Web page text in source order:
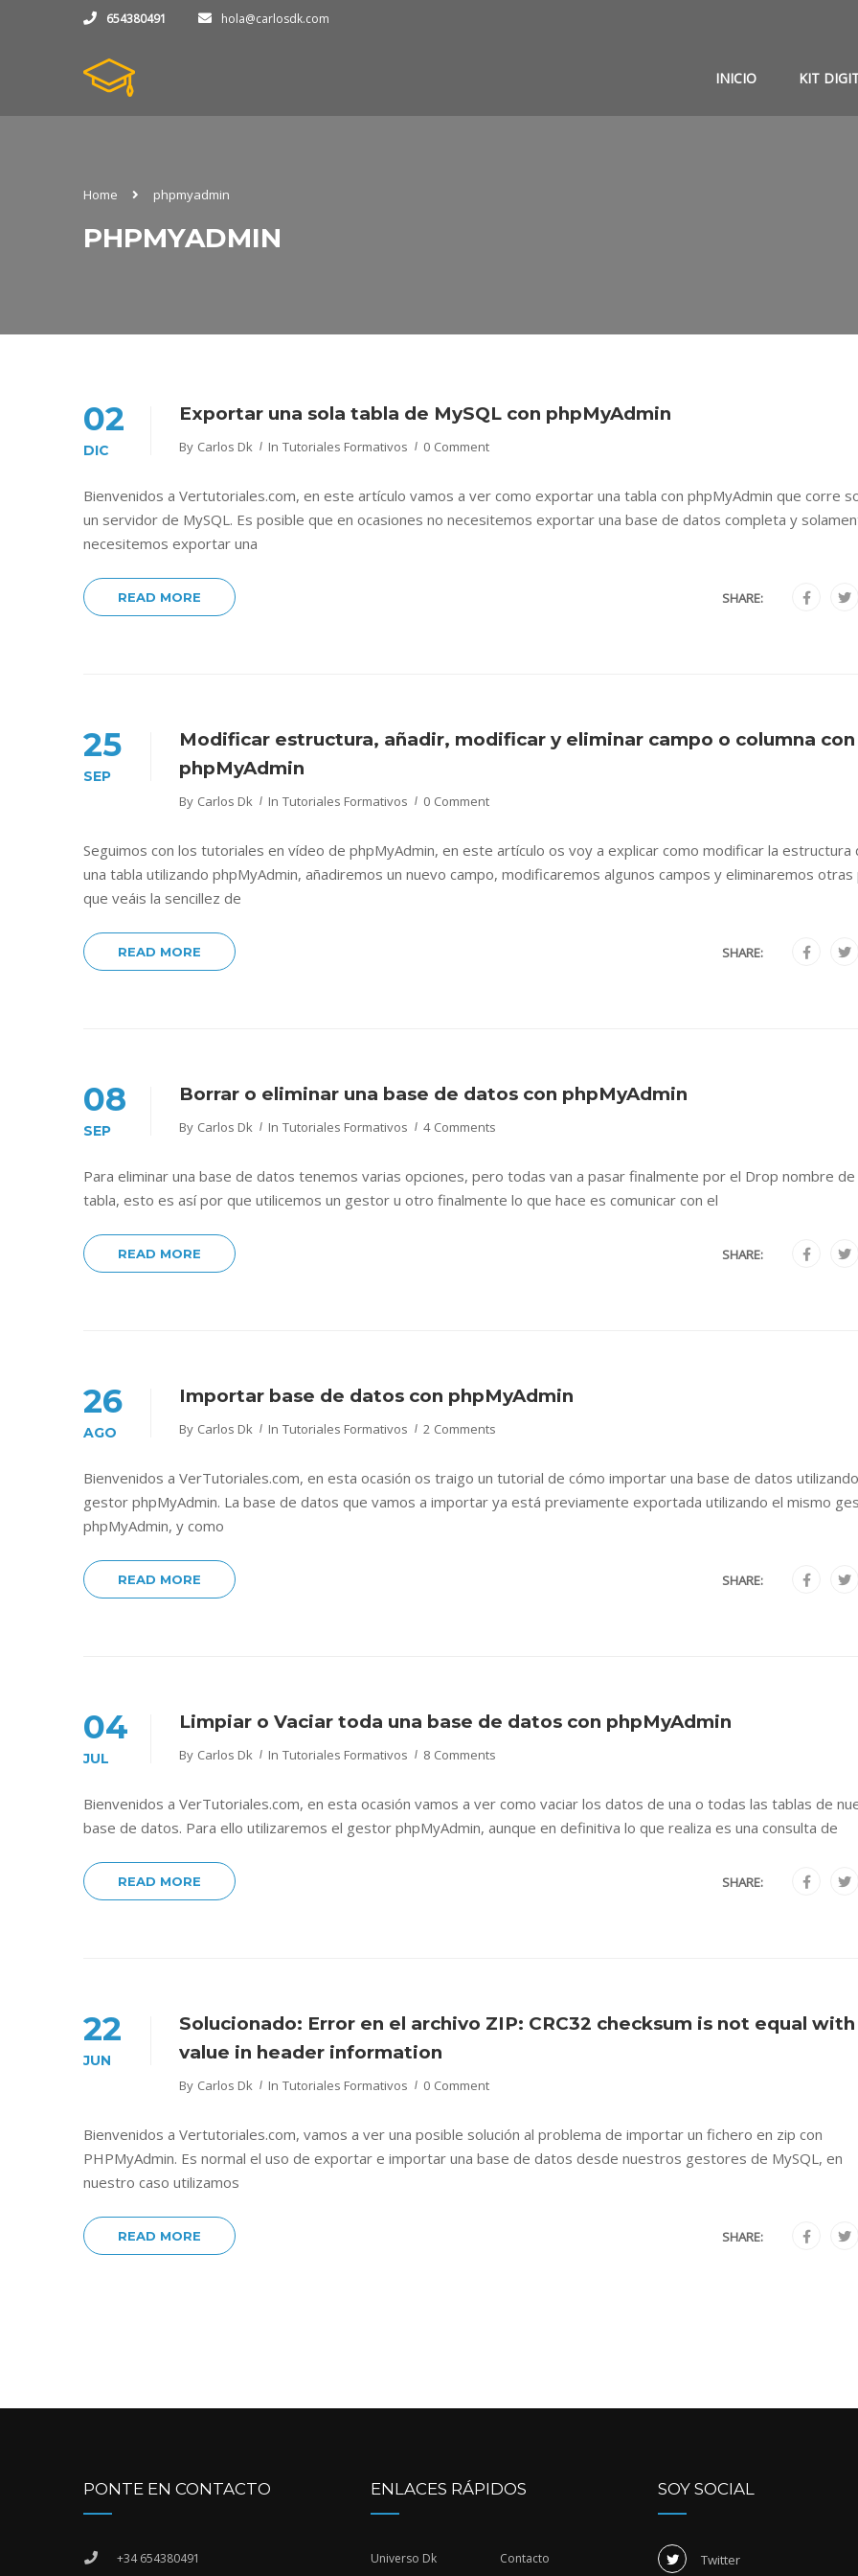
654380491 hola@carlosdk.com
INICIO KIT
Home phpmyadmin
PHPMYADMIN
02
DIC
Exportar una sola tabla de MySQL con phpMyAdmin
By Carlos Dk In Tutoriales Formativos 0 Comment
Bienvenidos a Vertutoriales.com, en este artículo vamos a ver como exportar una tabla con phpMyAdmin que corre
un servidor de MySQL. Es posible que en ocasiones no necesitemos exportar una base de datos completa y
necesitemos exportar una
READ MORE SHARE:
25
SEP
Modificar estructura, añadir, modificar y eliminar campo o columna con
phpMyAdmin
By Carlos Dk In Tutoriales Formativos 0 Comment
Seguimos con los tutoriales en vídeo de phpMyAdmin, en este artículo os voy a explicar como modificar la estructura
una tabla utilizando phpMyAdmin, añadiremos un nuevo campo, modificaremos algunos campos y eliminaremos otras
que veáis la sencillez de
READ MORE SHARE:
08
SEP
Borrar o eliminar una base de datos con phpMyAdmin
By Carlos Dk In Tutoriales Formativos 4 Comments
Para eliminar una base de datos tenemos varias opciones, pero todas van a pasar finalmente por el Drop nombre de
tabla, esto es así por que utilicemos un gestor u otro finalmente lo que hace es comunicar con el
READ MORE SHARE:
26
AGO
Importar base de datos con phpMyAdmin
By Carlos Dk In Tutoriales Formativos 2 Comments
Bienvenidos a VerTutoriales.com, en esta ocasión os traigo un tutorial de cómo importar una base de datos
gestor phpMyAdmin. La base de datos que vamos a importar ya está previamente exportada utilizando el mismo
phpMyAdmin, y como
READ MORE SHARE:
04
JUL
Limpiar o Vaciar toda una base de datos con phpMyAdmin
By Carlos Dk In Tutoriales Formativos 8 Comments
Bienvenidos a VerTutoriales.com, en esta ocasión vamos a ver como vaciar los datos de una o todas las tablas de
base de datos. Para ello utilizaremos el gestor phpMyAdmin, aunque en definitiva lo que realiza es una consulta de
READ MORE SHARE:
22
JUN
Solucionado: Error en el archivo ZIP: CRC32 checksum is not equal
value in header information
By Carlos Dk In Tutoriales Formativos 0 Comment
Bienvenidos a Vertutoriales.com, vamos a ver una posible solución al problema de importar un fichero en zip con
PHPMyAdmin. Es normal el uso de exportar e importar una base de datos desde nuestros gestores de MySQL, en
nuestro caso utilizamos
READ MORE SHARE:
PONTE EN CONTACTO
+34 654380491
ENLACES RÁPIDOS
Universo Dk Contacto
SOY SOCIAL
Twitter